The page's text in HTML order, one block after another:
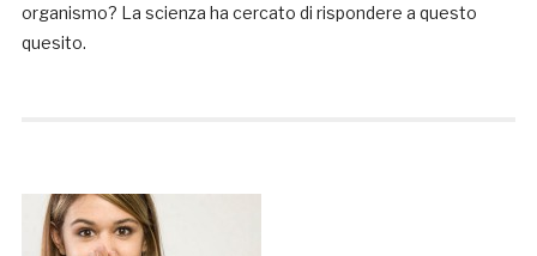
organismo? La scienza ha cercato di rispondere a questo
quesito.